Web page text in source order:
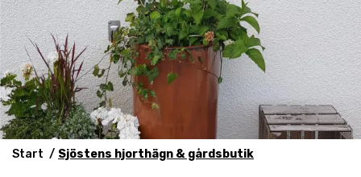
Start Sjöstens hjorthägn & gårdsbutik